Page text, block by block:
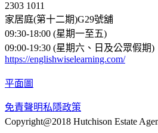
2303 1011
家居庭(第十二期)G29號舖
09:30-18:00 (星期一至五)
09:00-19:30 (星期六、日及公眾假期)
https://englishwiselearning.com/
平面圖
免責聲明私隱政策
Copyright@2018 Hutchison Estate